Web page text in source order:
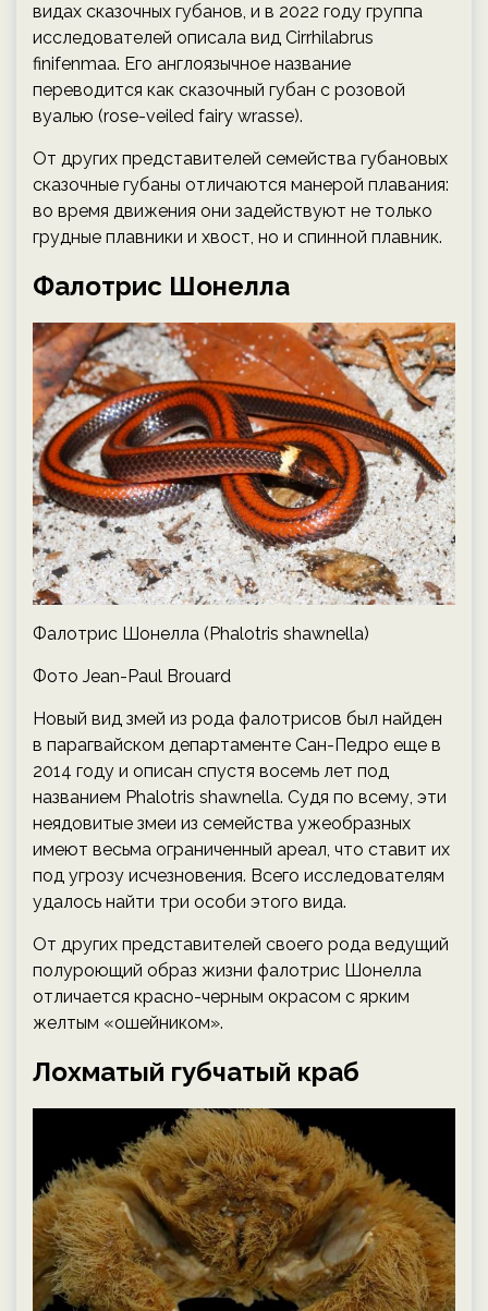
видах сказочных губанов, и в 2022 году группа
исследователей описала вид Cirrhilabrus
finifenmaa. Его англоязычное название
переводится как сказочный губан с розовой
вуалью (rose-veiled fairy wrasse).
От других представителей семейства губановых
сказочные губаны отличаются манерой плавания:
во время движения они задействуют не только
грудные плавники и хвост, но и спинной плавник.
Фалотрис Шонелла
Фалотрис Шонелла (Phalotris shawnella)
Фото Jean-Paul Brouard
Новый вид змей из рода фалотрисов был найден
в парагвайском департаменте Сан-Педро еще в
2014 году и описан спустя восемь лет под
названием Phalotris shawnella. Судя по всему, эти
неядовитые змеи из семейства ужеобразных
имеют весьма ограниченный ареал, что ставит их
под угрозу исчезновения. Всего исследователям
удалось найти три особи этого вида.
От других представителей своего рода ведущий
полуроющий образ жизни фалотрис Шонелла
отличается красно-черным окрасом с ярким
желтым «ошейником».
Лохматый губчатый краб